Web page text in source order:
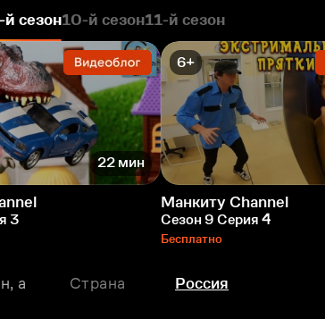
сезон10-й сезон11-й сезон
22 мин
3
6+
Манкиту Сhannel
Сезон 9 Серия 4
Бесплатно
а
Страна Россия